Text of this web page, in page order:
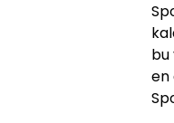
bu
en